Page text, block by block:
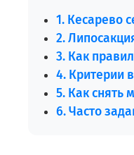
1. Кесарево
2.
3. Как
4. Критерии
5. Как снять
6. Часто